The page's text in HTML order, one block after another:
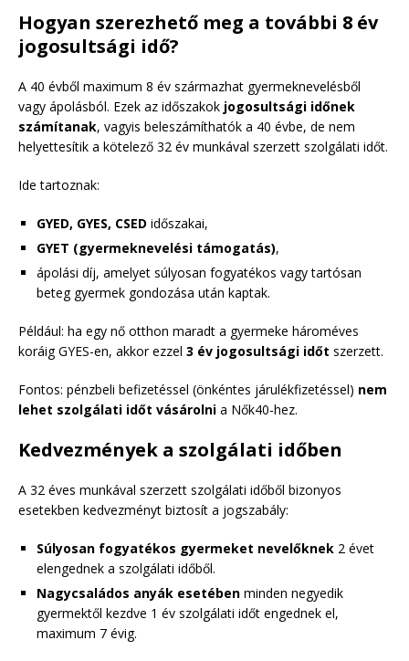
Hogyan szerezhető meg a további 8 év
jogosultsági idő?
A 40 évből maximum 8 év származhat gyermeknevelésből
vagy ápolásból. Ezek az időszakok jogosultsági időnek
számítanak, vagyis beleszámíthatók a 40 évbe, de nem
helyettesítik a kötelező 32 év munkával szerzett szolgálati időt.
Ide tartoznak:
GYED, GYES, CSED időszakai,
GYET (gyermeknevelési támogatás),
ápolási díj, amelyet súlyosan fogyatékos vagy tartósan
beteg gyermek gondozása után kaptak.
Például: ha egy nő otthon maradt a gyermeke hároméves
koráig GYES-en, akkor ezzel 3 év jogosultsági időt szerzett.
Fontos: pénzbeli befizetéssel (önkéntes járulékfizetéssel) nem
lehet szolgálati időt vásárolni a Nők40-hez.
Kedvezmények a szolgálati időben
A 32 éves munkával szerzett szolgálati időből bizonyos
esetekben kedvezményt biztosít a jogszabály:
Súlyosan fogyatékos gyermeket nevelőknek 2 évet
elengednek a szolgálati időből.
Nagycsaládos anyák esetében minden negyedik
gyermektől kezdve 1 év szolgálati időt engednek el,
maximum 7 évig.